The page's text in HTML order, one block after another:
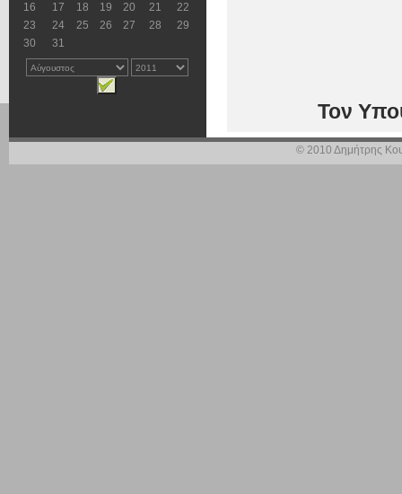
16
17 18 19 20 21
22
23
24 25 26 27 28
29
30
31
Τον
© 2010 Δημήτρης